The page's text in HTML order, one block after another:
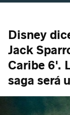
Disney
Jack
Caribe 6'.
saga será